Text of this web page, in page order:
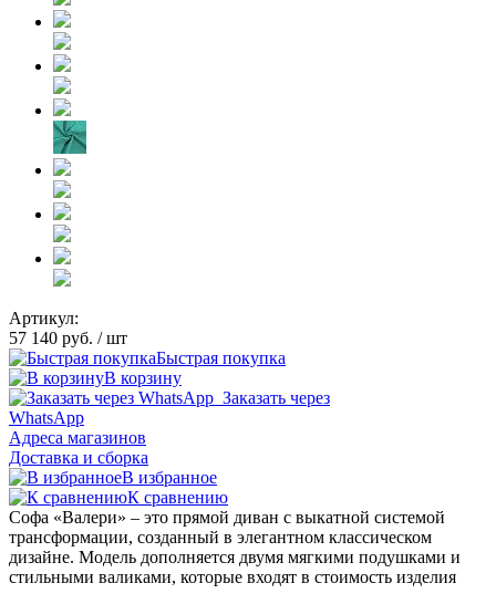
Артикул:
57 140 руб. / шт
Быстрая покупка
В корзину
Заказать через
WhatsApp
Адреса магазинов
Доставка и сборка
В избранное
К сравнению
Софа «Валери» – это прямой диван с выкатной системой
трансформации, созданный в элегантном классическом
дизайне. Модель дополняется двумя мягкими подушками и
стильными валиками, которые входят в стоимость изделия